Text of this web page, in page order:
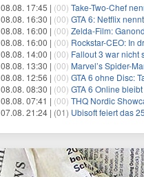
08.08. 17:45 | (00) Take-Two-Chef
08.08. 16:30 | (00) GTA 6: Netflix
08.08. 16:00 | (00) Zelda-Film:
08.08. 16:00 | (00) Rockstar-CEO: In
08.08. 14:00 | (00) Fallout 3 war nicht
08.08. 13:30 | (00) Marvel’s Spider-
08.08. 12:56 | (00) GTA 6 ohne Disc:
08.08. 08:30 | (00) GTA 6 Online
08.08. 07:41 | (00) THQ Nordic
07.08. 21:24 | (01) Ubisoft feiert das